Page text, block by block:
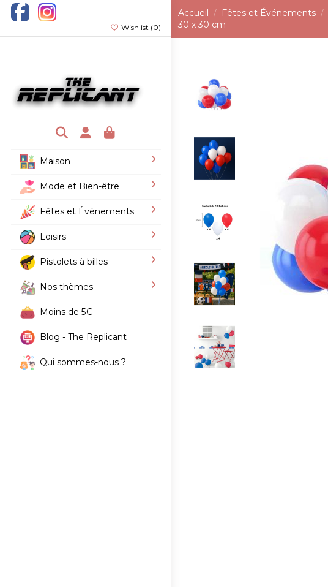
Wishlist (0)
Maison
Mode et Bien-être
Fêtes et Événements
Loisirs
Pistolets à billes
Nos thèmes
Moins de 5€
Blog - The Replicant
Qui sommes-nous ?
Accueil Fêtes et Événements
30 x 30 cm